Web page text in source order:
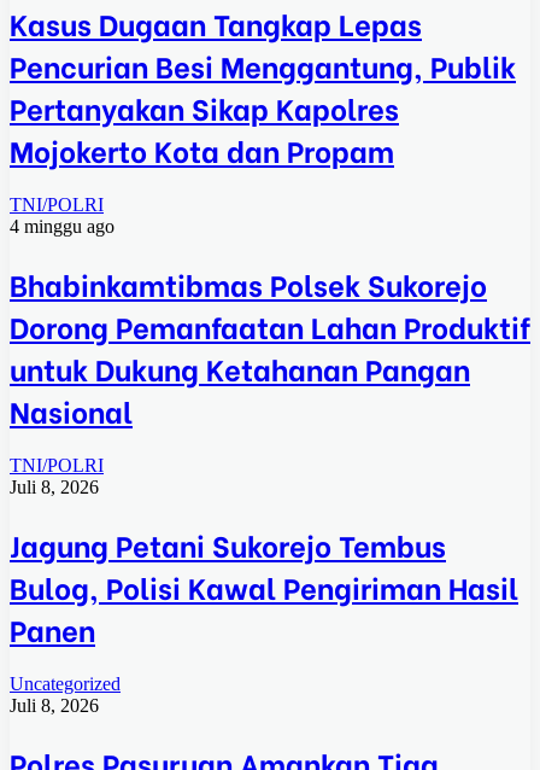
Kasus Dugaan Tangkap Lepas
Pencurian Besi Menggantung, Publik
Pertanyakan Sikap Kapolres
Mojokerto Kota dan Propam
TNI/POLRI
4 minggu ago
Bhabinkamtibmas Polsek Sukorejo
Dorong Pemanfaatan Lahan Produktif
untuk Dukung Ketahanan Pangan
Nasional
TNI/POLRI
Juli 8, 2026
Jagung Petani Sukorejo Tembus
Bulog, Polisi Kawal Pengiriman Hasil
Panen
Uncategorized
Juli 8, 2026